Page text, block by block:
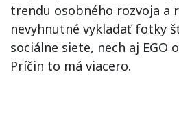
trendu osobného rozvoja a
nevyhnutné vykladať fotky
sociálne siete, nech aj EGO
Príčin to má viacero.